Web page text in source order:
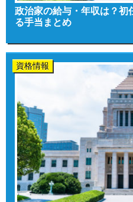
政治家の給与・年収は？初
る手当まとめ
資格情報